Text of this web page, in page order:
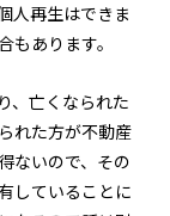
人再生はできま
あります。
、亡くなられた
れた方が不動産
ないので、その
していることに